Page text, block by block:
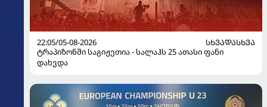
22:05/05-08-2026
ᲡᲮᲕᲐᲓᲐᲡᲮᲕᲐ
ტრაპიზონში საგიჟეთია - სალაჰს 25 ათასი ფანი
დახვდა